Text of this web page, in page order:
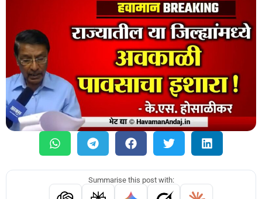
Summarise this post with: